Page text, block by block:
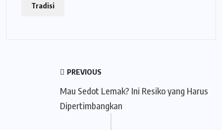
Tradisi
PREVIOUS
Mau Sedot Lemak? Ini Resiko yang Harus
Dipertimbangkan